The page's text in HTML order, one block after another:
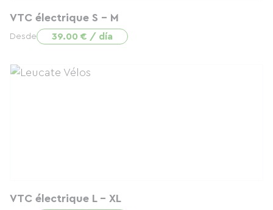
VTC électrique S - M
Desde 39.00 € / día
VTC électrique L - XL